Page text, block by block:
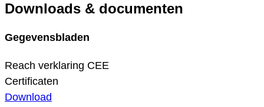
Downloads & documenten
Gegevensbladen
Reach verklaring CEE
Certificaten
Download